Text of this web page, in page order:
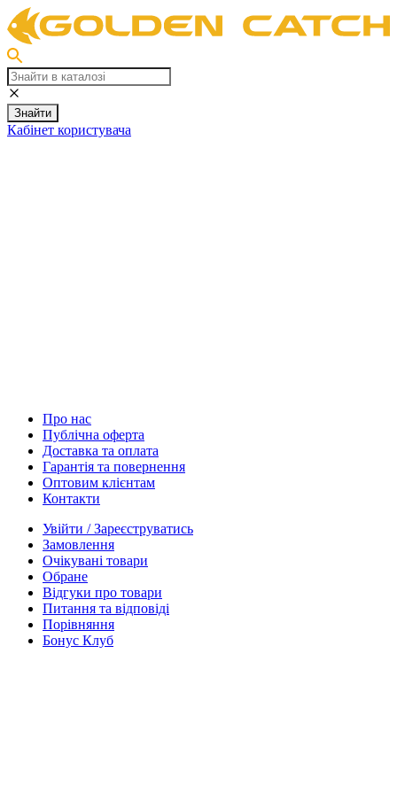
Знайти
Кабінет користувача
Про нас
Публічна оферта
Доставка та оплата
Гарантія та повернення
Оптовим клієнтам
Контакти
Увійти / Зареєструватись
Замовлення
Очікувані товари
Обране
Відгуки про товари
Питання та відповіді
Порівняння
Бонус Клуб